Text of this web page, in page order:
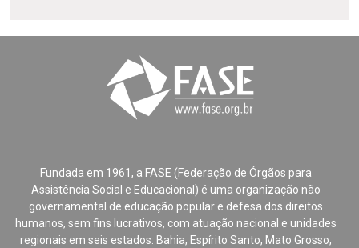
Fundada em 1961, a FASE (Federação de Órgãos para
Assistência Social e Educacional) é uma organização não
governamental de educação popular e defesa dos direitos
humanos, sem fins lucrativos, com atuação nacional e unidades
regionais em seis estados: Bahia, Espírito Santo, Mato Grosso,